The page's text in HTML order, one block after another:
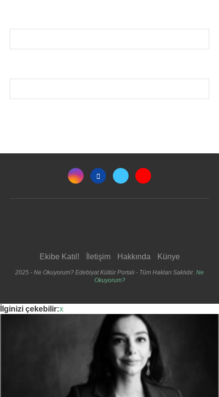
Ekibe Katıl! İletişim Hakkında Künye
2025 - Ne Okuyorum? Edebiyat Kültür Portalı - Tüm Hakları Saklıdır. Ne
Okuyorum?
İlginizi çekebilir:x